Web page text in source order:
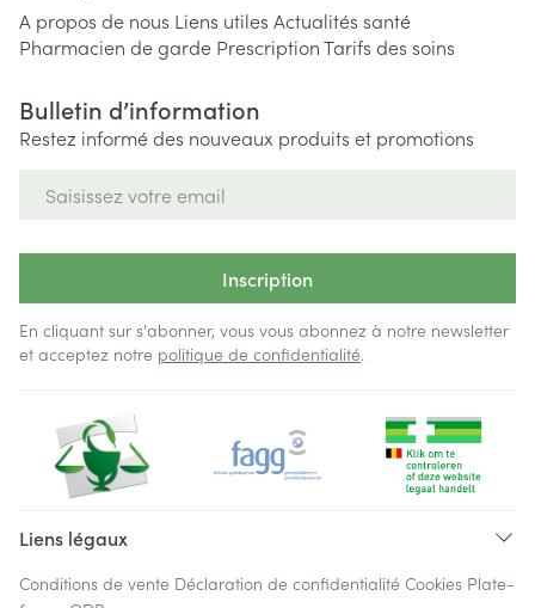
A propos de nous Liens utiles Actualités santé
Pharmacien de garde PrescriptionTarifs des soins
Bulletin d’information
Restez informé des nouveaux produits et promotions
Inscription
En cliquant sur s'abonner, vous vous abonnez à notre newsletter
et acceptez notre politique de confidentialité.
Liens légaux
Conditions de vente Déclaration de confidentialité Cookies Plate-